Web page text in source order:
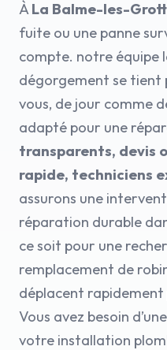
ÀLa Balme-les-
fuite ou une panne
compte. notre équipe
dégorgement se tient
vous, de jour comme
adapté pour une
transparents, devis
rapide, techniciens
assurons une
réparation durable
ce soit pour une
remplacement de
déplacent rapidement
Vous avez besoin
votre installation